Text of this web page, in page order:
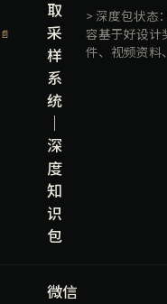
📄
取
采
样
系
统
深
度
知
识
包
> 深度包状态
容基于好设计
件、视频资料
微信